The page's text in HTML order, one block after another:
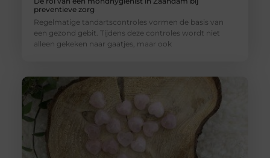
preventieve zorg
Regelmatige tandartscontroles vormen de basis van
een gezond gebit. Tijdens deze controles wordt niet
alleen gekeken naar gaatjes, maar ook